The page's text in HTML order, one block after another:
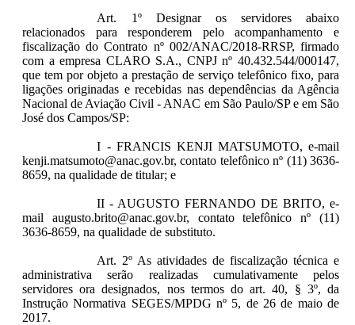
Art. 1º Designar os servidores abaixo
relacionados para responderem pelo acompanhamento e
fiscalização do Contrato nº 002/ANAC/2018-RRSP, firmado
com a empresa CLARO S.A., CNPJ nº 40.432.544/000147,
que tem por objeto a prestação de serviço telefônico fixo, para
ligações originadas e recebidas nas dependências da Agência
Nacional de Aviação Civil - ANAC em São Paulo/SP e em São
José dos Campos/SP:
I - FRANCIS KENJI MATSUMOTO, e-mail
kenji.matsumoto@anac.gov.br, contato telefônico nº (11) 3636-
8659, na qualidade de titular; e
II - AUGUSTO FERNANDO DE BRITO, e-
mail augusto.brito@anac.gov.br, contato telefônico nº (11)
3636-8659, na qualidade de substituto.
Art. 2º As atividades de fiscalização técnica e
administrativa serão realizadas cumulativamente pelos
servidores ora designados, nos termos do art. 40, § 3º, da
Instrução Normativa SEGES/MPDG nº 5, de 26 de maio de
2017.